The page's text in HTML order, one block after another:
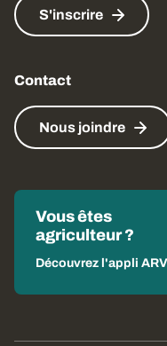
S'inscrire
Contact
Nous joindre
Vous êtes
agriculteur ?
Découvrez l'appli